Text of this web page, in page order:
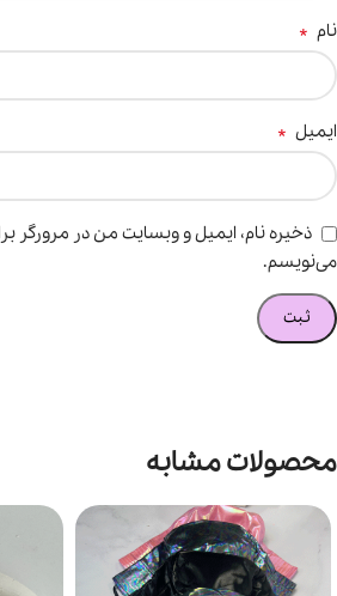
نام *
ایمیل *
ذخیره نام، ایمیل و وبسایت من در مرورگر
می‌نویسم.
محصولات مشابه